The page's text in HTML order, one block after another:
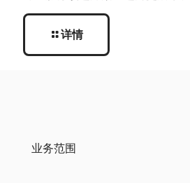
详情
业务范围